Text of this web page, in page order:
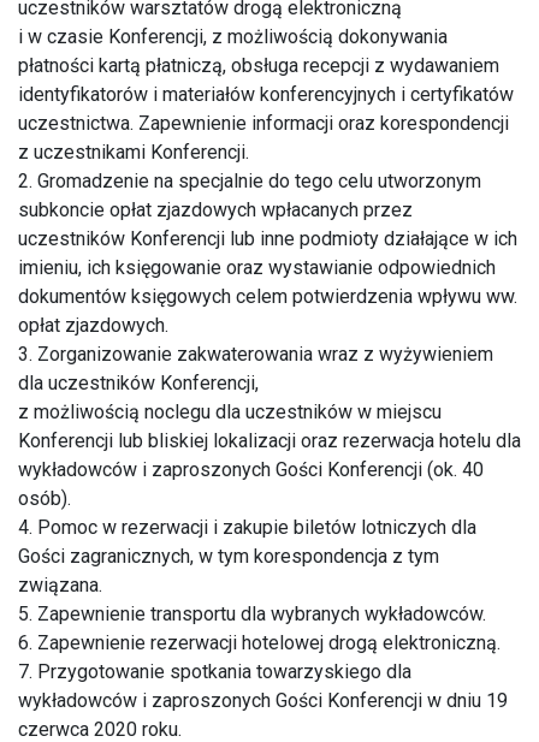
uczestników warsztatów drogą elektroniczną
i w czasie Konferencji, z możliwością dokonywania
płatności kartą płatniczą, obsługa recepcji z wydawaniem
identyfikatorów i materiałów konferencyjnych i certyfikatów
uczestnictwa. Zapewnienie informacji oraz korespondencji
z uczestnikami Konferencji.
2. Gromadzenie na specjalnie do tego celu utworzonym
subkoncie opłat zjazdowych wpłacanych przez
uczestników Konferencji lub inne podmioty działające w ich
imieniu, ich księgowanie oraz wystawianie odpowiednich
dokumentów księgowych celem potwierdzenia wpływu ww.
opłat zjazdowych.
3. Zorganizowanie zakwaterowania wraz z wyżywieniem
dla uczestników Konferencji,
z możliwością noclegu dla uczestników w miejscu
Konferencji lub bliskiej lokalizacji oraz rezerwacja hotelu dla
wykładowców i zaproszonych Gości Konferencji (ok. 40
osób).
4. Pomoc w rezerwacji i zakupie biletów lotniczych dla
Gości zagranicznych, w tym korespondencja z tym
związana.
5. Zapewnienie transportu dla wybranych wykładowców.
6. Zapewnienie rezerwacji hotelowej drogą elektroniczną.
7. Przygotowanie spotkania towarzyskiego dla
wykładowców i zaproszonych Gości Konferencji w dniu 19
czerwca 2020 roku.